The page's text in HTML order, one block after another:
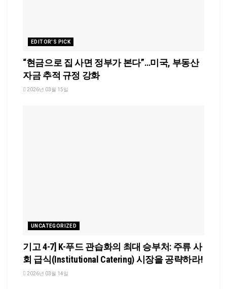
EDITOR'S PICK
“현금으로 집 사면 정부가 본다”…미국, 부동산
자금 추적 규정 강화
2026년 03월 15일
UNCATEGORIZED
기고 4-7] K-푸드 관습화의 최대 승부처: 주류 사
회 급식(Institutional Catering) 시장을 공략하라!
2026년 03월 14일